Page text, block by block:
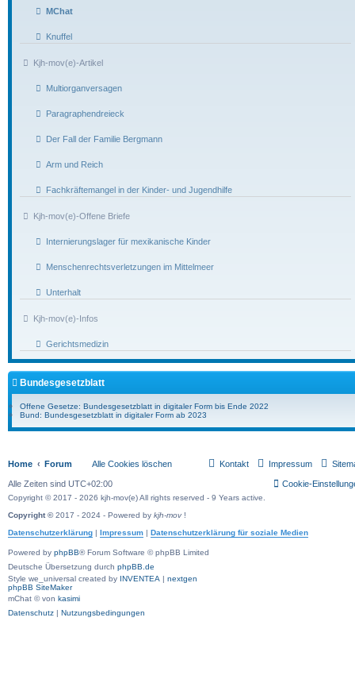
MChat
Knuffel
Kjh-mov(e)-Artikel
Multiorganversagen
Paragraphendreieck
Der Fall der Familie Bergmann
Arm und Reich
Fachkräftemangel in der Kinder- und Jugendhilfe
Kjh-mov(e)-Offene Briefe
Internierungslager für mexikanische Kinder
Menschenrechtsverletzungen im Mittelmeer
Unterhalt
Kjh-mov(e)-Infos
Gerichtsmedizin
Bundesgesetzblatt
Offene Gesetze: Bundesgesetzblatt in digitaler Form bis Ende 2022
Bund: Bundesgesetzblatt in digitaler Form ab 2023
Home Forum Impressum
Kontakt
Alle Cookies löschen
Alle Zeiten sind UTC+02:00 Cookie-
Copyright © 2017 - 2026 kjh-mov(e) All rights reserved - 9 Years active.
Copyright ©2017 - 2024 - Powered by kjh-mov!
Datenschutzerklärung | Impressum | Datenschutzerklärung für soziale Medien
Powered by phpBB® Forum Software © phpBB Limited
Deutsche Übersetzung durch phpBB.de
Style we_universal created by INVENTEA | nextgen
phpBB SiteMaker
mChat © von kasimi
Datenschutz | Nutzungsbedingungen